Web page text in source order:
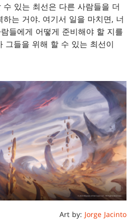
있는 최선은 다른 사람들을 더
는 거야. 여기서 일을 마치면, 너
들에게 어떻게 준비해야 할 지를
그들을 위해 할 수 있는 최선이
Art by: Jorge Jacinto